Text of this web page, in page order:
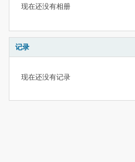
现在还没有相册
记录
现在还没有记录